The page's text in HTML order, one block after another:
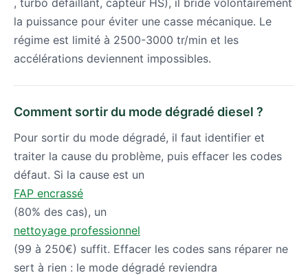
, turbo défaillant, capteur HS), il bride volontairement
la puissance pour éviter une casse mécanique. Le
régime est limité à 2500-3000 tr/min et les
accélérations deviennent impossibles.
Comment sortir du mode dégradé diesel ?
Pour sortir du mode dégradé, il faut identifier et
traiter la cause du problème, puis effacer les codes
défaut. Si la cause est un
FAP encrassé
(80% des cas), un
nettoyage professionnel
(99 à 250€) suffit. Effacer les codes sans réparer ne
sert à rien : le mode dégradé reviendra